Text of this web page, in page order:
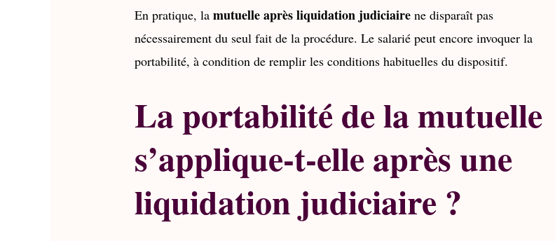
En pratique, lamutuelle après liquidation judiciaire ne disparaît pas
nécessairement du seul fait de la procédure. Le salarié peut encore invoquer la
portabilité, à condition de remplir les conditions habituelles du dispositif.
La portabilité de la mutuelle
s’applique-t-elle après une
liquidation judiciaire ?